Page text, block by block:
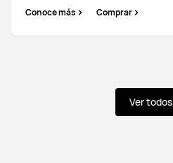
Conoce más Comprar
Ver todos